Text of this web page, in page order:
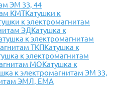
ЭМ 33, 44
КМТКатушки к
к электромагнитам
ЭДКатушка к
к электромагнитам
ТКПКатушка к
к электромагнитам
МОКатушка к
к электромагнитам ЭМ 33,
ЭМЛ, ЕМА